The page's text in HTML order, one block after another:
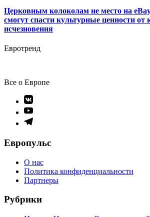
Церковным колоколам не место на
смогут спасти культурные ценности от
исчезновения
Евротренд
Все о Европе
Элемент
меню
Элемент
меню
Элемент
Европульс
О нас
Политика конфиденциальности
Партнеры
Рубрики